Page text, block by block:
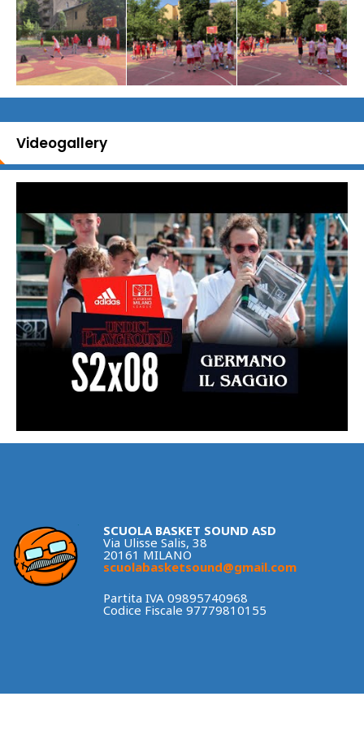
Videogallery
SCUOLA BASKET SOUND ASD
Via Ulisse Salis, 38
20161 MILANO
scuolabasketsound@gmail.com
Partita IVA 09895740968
Codice Fiscale 97779810155